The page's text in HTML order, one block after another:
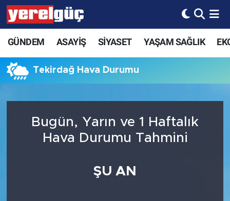
GÜNDEM ASAYİŞ SİYASET YAŞAM SAĞLIK
Tekirdağ Hava Durumu
Bugün, Yarın ve 1 Haftalık
Hava Durumu Tahmini
ŞU AN